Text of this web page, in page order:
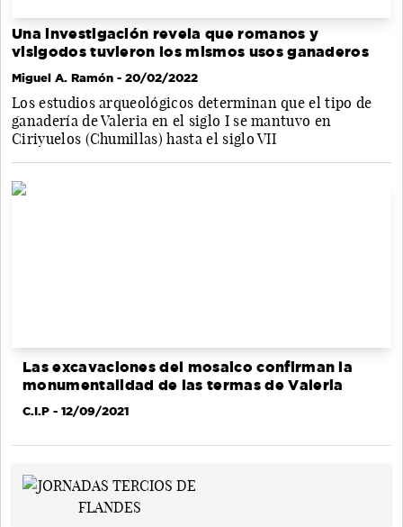
Una investigación revela que romanos y
visigodos tuvieron los mismos usos ganaderos
Miguel A. Ramón - 20/02/2022
Los estudios arqueológicos determinan que el tipo de
ganadería de Valeria en el siglo I se mantuvo en
Ciriyuelos (Chumillas) hasta el siglo VII
Las excavaciones del mosaico confirman la
monumentalidad de las termas de Valeria
C.I.P - 12/09/2021